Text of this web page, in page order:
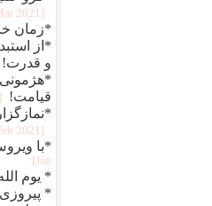
[2021 Mar]
*زمان
*از
و قدرت!
قیامت!
[2021 Feb]
*با
Jan]
* یوم
*